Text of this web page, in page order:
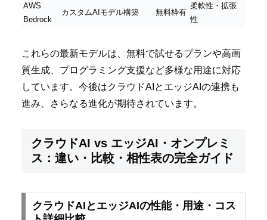
AWS
Bedrock
カスタムAIモデル構築 無料枠有
柔軟性・拡張
性
これらの最新モデルは、無料で試せるプランや高画
質生成、プログラミング支援など多様な用途に対応
しています。今後はクラウドAIとエッジAIの連携も
進み、さらなる進化が期待されています。
クラウドAI vs エッジAI・オンプレミ
ス：違い・比較・相性表の完全ガイド
クラウドAIとエッジAIの性能・用途・コス